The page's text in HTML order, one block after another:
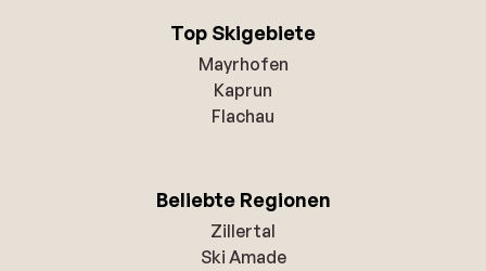
Top Skigebiete
Mayrhofen
Kaprun
Flachau
Beliebte Regionen
Zillertal
Ski Amade